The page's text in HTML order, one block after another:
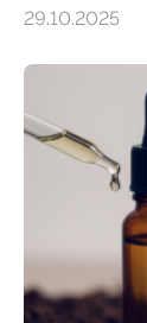
Forschende
Region
Art einer
nun den
fossile
stellt
Mückenlarve
29.10.2025